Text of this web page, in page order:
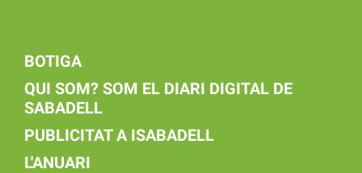
BOTIGA
QUI SOM? SOM EL DIARI DIGITAL DE
SABADELL
PUBLICITAT A ISABADELL
L'ANUARI